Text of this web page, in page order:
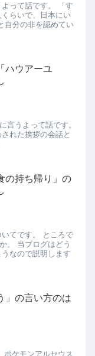
って話です。 「す
らいで、日本にい
自分の非を認めてい
ハウアーユ
言うよって話です。
れた挨拶の会話と
の持ち帰り」の
てです。 ところで
。 当ブログはどう
なので説明します
」の言い方のは
ポケモンアルセウス